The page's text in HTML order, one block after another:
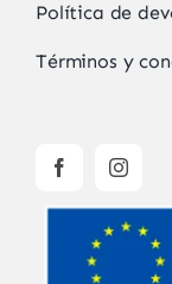
Política de
Términos y